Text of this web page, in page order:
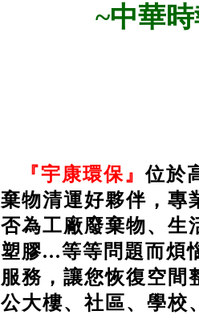
~中華
『宇康環保』位於
棄物清運好夥伴，專
否為工廠廢棄物、生
塑膠...等等問題而煩
服務，讓您恢復空間
公大樓、社區、學校